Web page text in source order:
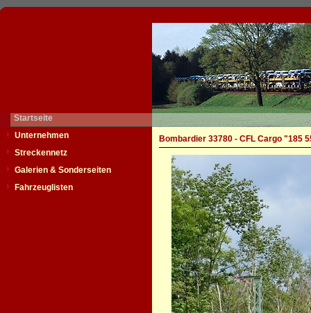
Startseite
Unternehmen
Streckennetz
Galerien & Sonderseiten
Fahrzeuglisten
Bombardier 33780 - CFL Cargo "185